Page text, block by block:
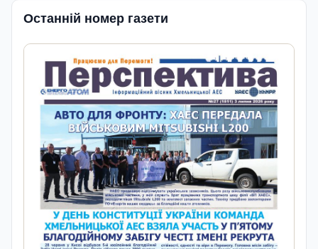
Останній номер газети